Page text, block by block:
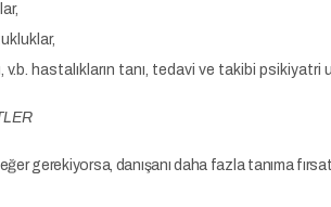
v.b. hastalıkların tanı, tedavi ve takibi psikiyatri
gerekiyorsa, danışanı daha fazla tanıma